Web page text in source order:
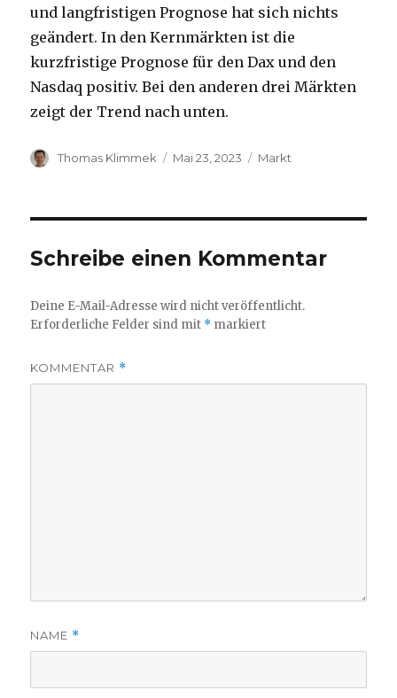
und langfristigen Prognose hat sich nichts
geändert. In den Kernmärkten ist die
kurzfristige Prognose für den Dax und den
Nasdaq positiv. Bei den anderen drei Märkten
zeigt der Trend nach unten.
Autor
Thomas Klimmek
Veröffentlicht
Mai 23, 2023 Kategorien
Markt
Schreibe einen Kommentar
Deine E-Mail-Adresse wird nicht veröffentlicht.
Erforderliche Felder sind mit * markiert
KOMMENTAR *
NAME *